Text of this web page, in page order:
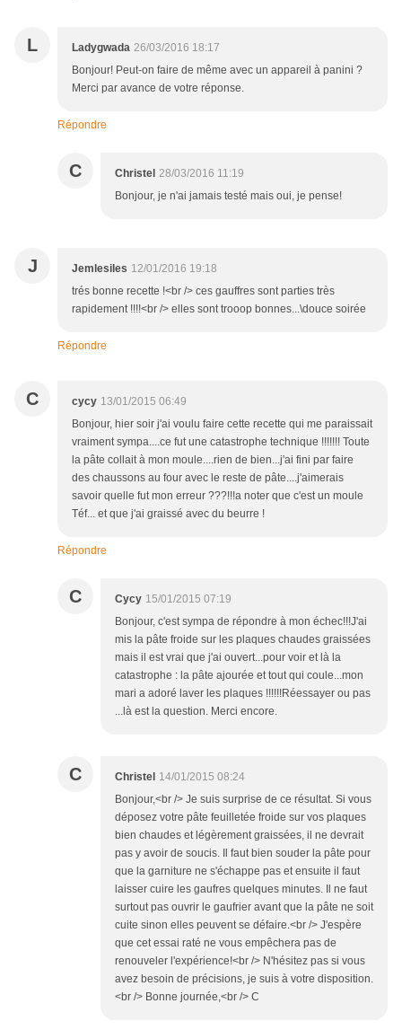
L Ladygwada 26/03/2016 18:17
Bonjour! Peut-on faire de même avec un appareil à panini ?
Merci par avance de votre réponse.
Répondre
C Christel 28/03/2016 11:19
Bonjour, je n'ai jamais testé mais oui, je pense!
J Jemlesiles 12/01/2016 19:18
trés bonne recette !<br /> ces gauffres sont parties très
rapidement !!!!<br /> elles sont trooop bonnes...\douce soirée
Répondre
C cycy 13/01/2015 06:49
Bonjour, hier soir j'ai voulu faire cette recette qui me paraissait
vraiment sympa....ce fut une catastrophe technique !!!!!!! Toute
la pâte collait à mon moule....rien de bien...j'ai fini par faire
des chaussons au four avec le reste de pâte....j'aimerais
savoir quelle fut mon erreur ???!!!a noter que c'est un moule
Téf... et que j'ai graissé avec du beurre !
Répondre
C Cycy 15/01/2015 07:19
Bonjour, c'est sympa de répondre à mon échec!!!J'ai
mis la pâte froide sur les plaques chaudes graissées
mais il est vrai que j'ai ouvert...pour voir et là la
catastrophe : la pâte ajourée et tout qui coule...mon
mari a adoré laver les plaques !!!!!!Réessayer ou pas
...là est la question. Merci encore.
C Christel 14/01/2015 08:24
Bonjour,<br /> Je suis surprise de ce résultat. Si vous
déposez votre pâte feuilletée froide sur vos plaques
bien chaudes et légèrement graissées, il ne devrait
pas y avoir de soucis. Il faut bien souder la pâte pour
que la garniture ne s'échappe pas et ensuite il faut
laisser cuire les gaufres quelques minutes. Il ne faut
surtout pas ouvrir le gaufrier avant que la pâte ne soit
cuite sinon elles peuvent se défaire.<br /> J'espère
que cet essai raté ne vous empêchera pas de
renouveler l'expérience!<br /> N'hésitez pas si vous
avez besoin de précisions, je suis à votre disposition.
<br /> Bonne journée,<br /> C